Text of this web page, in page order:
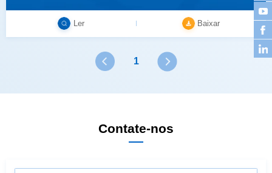
Ler Baixar
1
Contate-nos